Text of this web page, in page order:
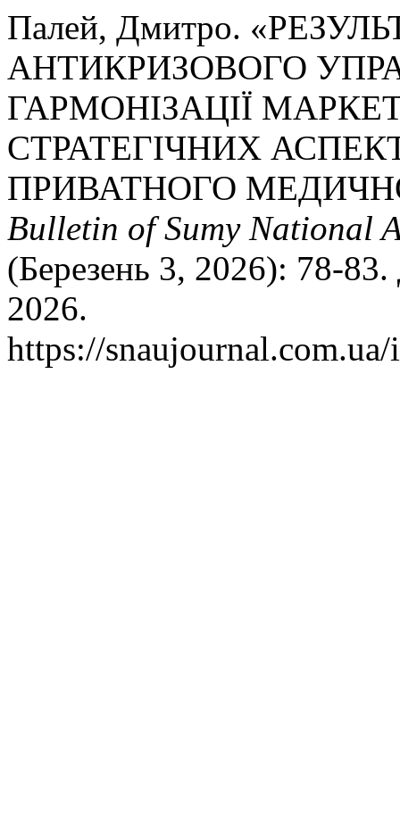
Палей, Дмитро.
АНТИКРИЗОВОГО
ГАРМОНІЗАЦІЇ
СТРАТЕГІЧНИХ
ПРИВАТНОГО
Bulletin of Sumy National
(Березень 3, 2026): 78-83.
2026.
https://